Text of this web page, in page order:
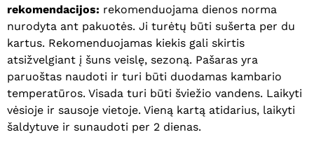
Krepšelyje nėra produktų.
Eiti Į Parduotuvę
rekomendacijos: rekomenduojama dienos norma
nurodyta ant pakuotės. Ji turėtų būti sušerta per du
kartus. Rekomenduojamas kiekis gali skirtis
atsižvelgiant į šuns veislę, sezoną. Pašaras yra
paruoštas naudoti ir turi būti duodamas kambario
temperatūros. Visada turi būti šviežio vandens. Laikyti
vėsioje ir sausoje vietoje. Vieną kartą atidarius, laikyti
šaldytuve ir sunaudoti per 2 dienas.